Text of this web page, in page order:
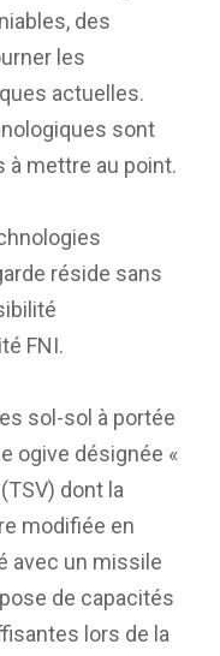
des
les
actuelles.
sont
mettre au point.
réside sans
FNI.
sol-sol à portée
ogive désignée «
dont la
modifiée en
avec un missile
de capacités
lors de la